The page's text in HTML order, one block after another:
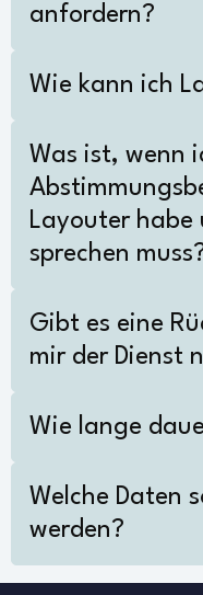
anfordern?
Wie kann ich
Was ist, wenn
Layouter habe
sprechen
Gibt es eine
mir der Dienst
Wie lange
Welche Daten
werden?